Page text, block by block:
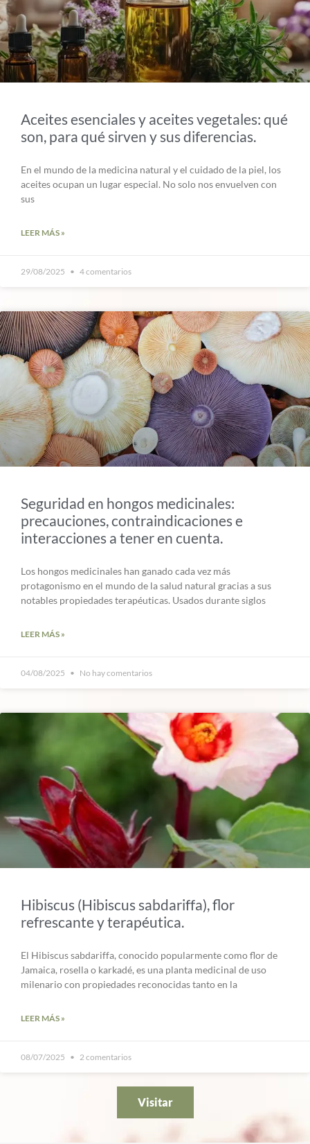
Aceites esenciales y aceites vegetales: qué
son, para qué sirven y sus diferencias.
En el mundo de la medicina natural y el cuidado de la piel, los
aceites ocupan un lugar especial. No solo nos envuelven con
sus
LEER MÁS »
29/08/2025 4 comentarios
Seguridad en hongos medicinales:
precauciones, contraindicaciones e
interacciones a tener en cuenta.
Los hongos medicinales han ganado cada vez más
protagonismo en el mundo de la salud natural gracias a sus
notables propiedades terapéuticas. Usados durante siglos
LEER MÁS »
04/08/2025 No hay comentarios
Hibiscus (Hibiscus sabdariffa), flor
refrescante y terapéutica.
El Hibiscus sabdariffa, conocido popularmente como flor de
Jamaica, rosella o karkadé, es una planta medicinal de uso
milenario con propiedades reconocidas tanto en la
LEER MÁS »
08/07/2025 2 comentarios
Visitar